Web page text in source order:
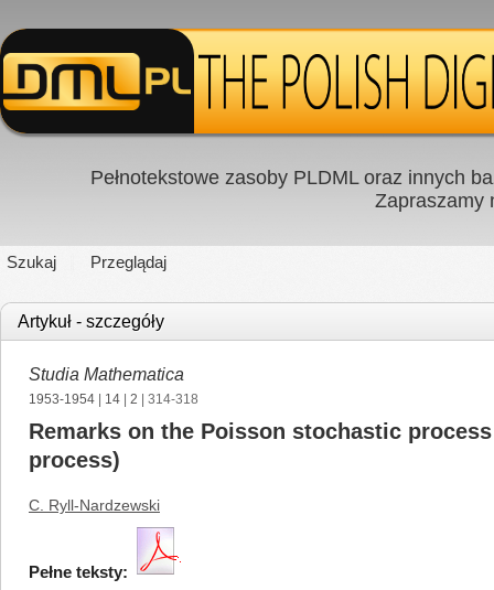
Pełnotekstowe zasoby PLDML oraz innych
Zapraszamy
Szukaj Przeglądaj
Artykuł - szczegóły
Studia Mathematica
1953-1954 14 2 | 314-318
Remarks on the Poisson stochastic
process)
C. Ryll-Nardzewski
Pełne teksty: